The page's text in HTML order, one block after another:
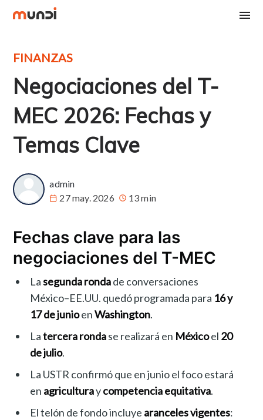
FINANZAS
Negociaciones del T-
MEC 2026: Fechas y
Temas Clave
admin
27 may. 2026
13 min
Fechas clave para las
negociaciones del T-MEC
Lasegunda rondade conversaciones
México–EE.UU. quedó programada para 16 y
17 de junioenWashington.
Latercera rondase realizará en Méxicoel 20
de julio.
La USTR confirmó que en junio el foco estará
en agriculturaycompetencia equitativa.
El telón de fondo incluye aranceles vigentes: